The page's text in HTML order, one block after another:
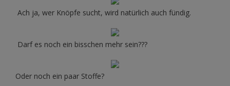
Ach ja, wer Knöpfe sucht, wird natürlich auch fündig.
Darf es noch ein bisschen mehr sein???
Oder noch ein paar Stoffe?